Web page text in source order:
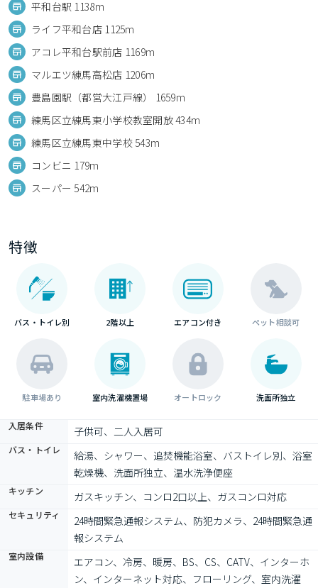
平和台駅 1138m
ライフ平和台店 1125m
アコレ平和台駅前店 1169m
マルエツ練馬高松店 1206m
豊島園駅（都営大江戸線） 1659m
練馬区立練馬東小学校教室開放 434m
練馬区立練馬東中学校 543m
コンビニ 179m
スーパー 542m
特徴
バス・トイレ別 2階以上 エアコン付き ペット相談可
駐車場あり 室内洗濯機置場 オートロック 洗面所独立
入居条件 子供可、二人入居可
バス・トイレ
給湯、シャワー、追焚機能浴室、バストイレ別、浴室
乾燥機、洗面所独立、温水洗浄便座
キッチン ガスキッチン、コンロ2口以上、ガスコンロ対応
セキュリティ
24時間緊急通報システム、防犯カメラ、24時間緊急通
報システム
室内設備
エアコン、冷房、暖房、BS、CS、CATV、インターホ
ン、インターネット対応、フローリング、室内洗濯